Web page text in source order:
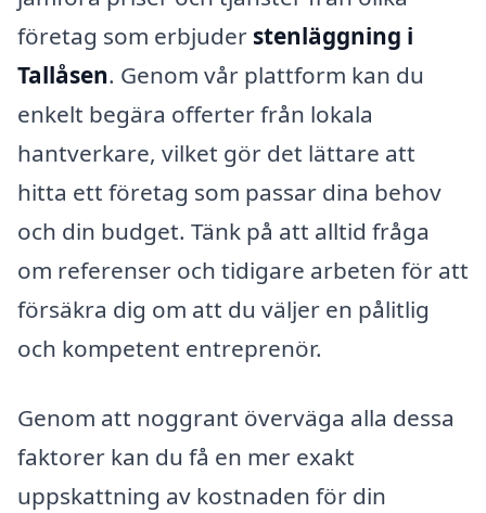
företag som erbjuder stenläggning i
Tallåsen. Genom vår plattform kan du
enkelt begära offerter från lokala
hantverkare, vilket gör det lättare att
hitta ett företag som passar dina behov
och din budget. Tänk på att alltid fråga
om referenser och tidigare arbeten för att
försäkra dig om att du väljer en pålitlig
och kompetent entreprenör.
Genom att noggrant överväga alla dessa
faktorer kan du få en mer exakt
uppskattning av kostnaden för din